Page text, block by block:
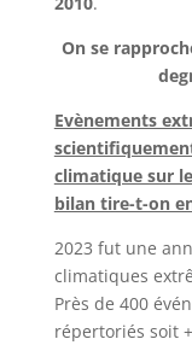
On se
Evènements
climatique sur
bilan tire-t-on
2023 fut une
climatiques
Près de 400
répertoriés soit